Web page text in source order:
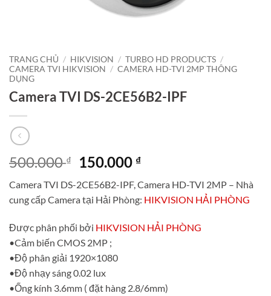
TRANG CHỦ / HIKVISION / TURBO HD PRODUCTS /
CAMERA TVI HIKVISION / CAMERA HD-TVI 2MP THÔNG
DỤNG
Camera TVI DS-2CE56B2-IPF
500.000₫
Giá
là:
500.000 ₫.
150.000 ₫Giá
tại
là:
150.000 ₫.
Camera TVI DS-2CE56B2-IPF, Camera HD-TVI 2MP – Nhà
cung cấp Camera tại Hải Phòng: HIKVISION HẢI PHÒNG
Được phân phối bởi HIKVISION HẢI PHÒNG
•Cảm biến CMOS 2MP ;
•Độ phân giải 1920×1080
•Độ nhạy sáng 0.02 lux
•Ống kính 3.6mm ( đặt hàng 2.8/6mm)